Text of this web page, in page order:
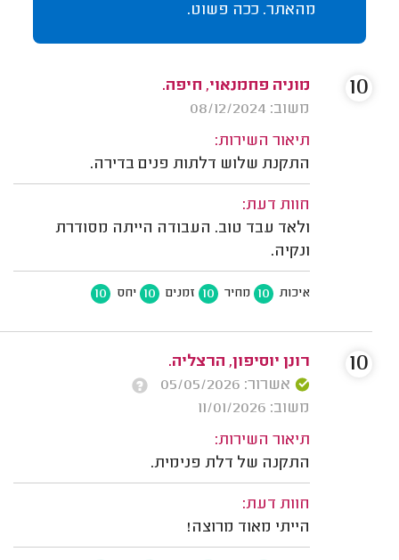
מהאתר. ככה פשוט.
מוניה פחמנאוי, חיפה.
משוב: 08/12/2024
תיאור השירות:
התקנת שלוש דלתות פנים בדירה.
חוות דעת:
ולאד עבד טוב. העבודה הייתה מסודרת
ונקיה.
איכות 10 מחיר 10 זמנים 10 יחס 10
10
רונן יוסיפון, הרצליה.
אשרור: 05/05/2026
משוב: 11/01/2026
תיאור השירות:
התקנה של דלת פנימית.
חוות דעת:
הייתי מאוד מרוצה!
10